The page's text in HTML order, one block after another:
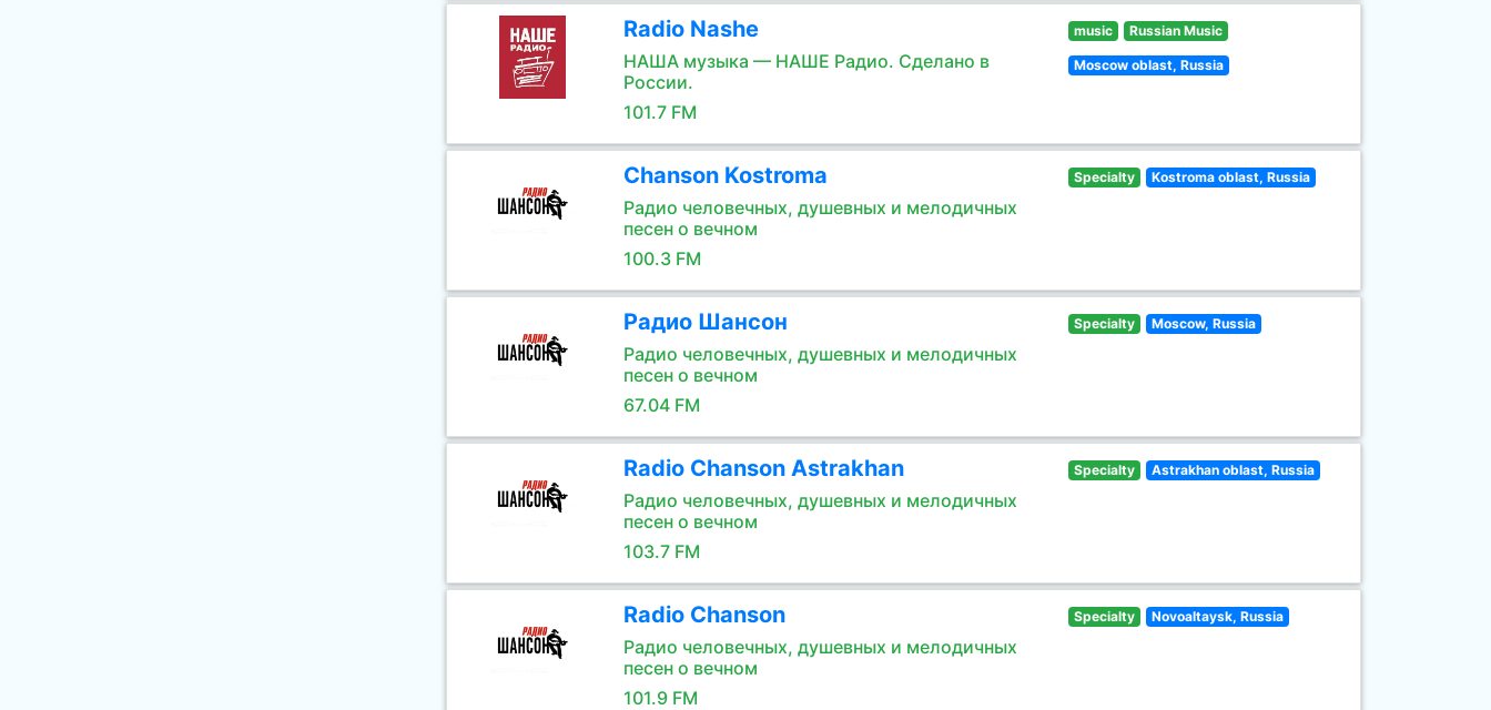
Radio Nashe
НАША музыка — НАШЕ Радио. Сделано в
России.
101.7 FM
music Russian Music
Moscow oblast, Russia
Chanson Kostroma
Радио человечных, душевных и мелодичных
песен о вечном
100.3 FM
Specialty Kostroma oblast, Russia
Радио Шансон
Радио человечных, душевных и мелодичных
песен о вечном
67.04 FM
Specialty Moscow, Russia
Radio Chanson Astrakhan
Радио человечных, душевных и мелодичных
песен о вечном
103.7 FM
Specialty Astrakhan oblast, Russia
Radio Chanson
Радио человечных, душевных и мелодичных
песен о вечном
101.9 FM
Specialty Novoaltaysk, Russia